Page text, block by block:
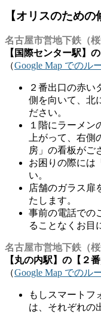
【オリスのため
名古屋市営地下鉄（桜
【国際センター駅】
（Google Map でのル
２番出口の赤い
側を向いて、北
ださい。
１階にラーメン
上がって、右
房」の看板がご
お困りの際には
い。
店舗のガラス扉
たします。
事前の電話での
ることなくお目
名古屋市営地下鉄（桜
【丸の内駅】の【２
（Google Map でのル
もしスマートフ
は、それぞれの